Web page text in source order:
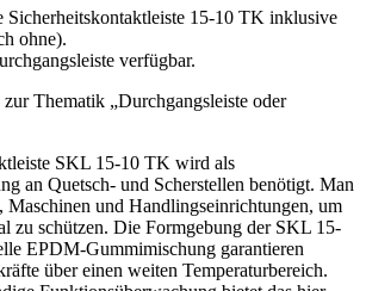
Sicherheitskontaktleiste 15-10 TK inklusive
ohne).
verfügbar.
Thematik „Durchgangsleiste oder
SKL 15-10 TK wird als
an Quetsch- und Scherstellen benötigt. Man
Maschinen und Handlingseinrichtungen, um
zu schützen. Die Formgebung der SKL 15-
EPDM-Gummimischung garantieren
über einen weiten Temperaturbereich.